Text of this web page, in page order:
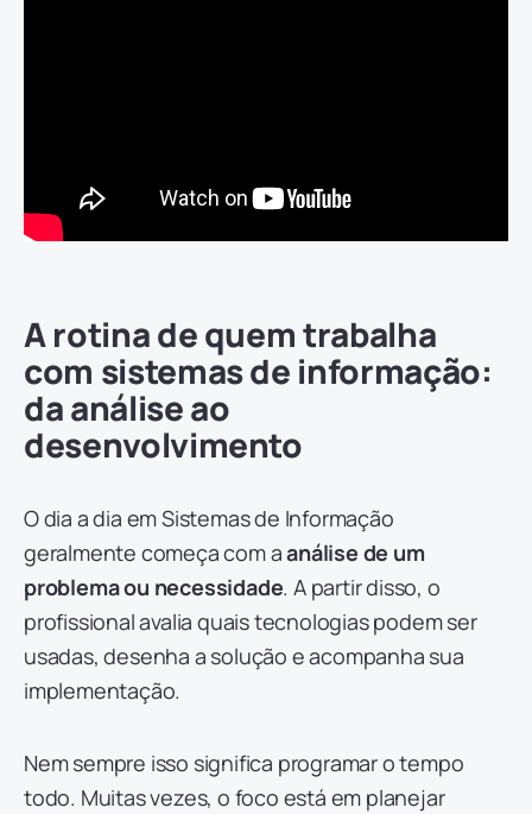
A rotina de quem trabalha
com sistemas de informação:
da análise ao
desenvolvimento
O dia a dia em Sistemas de Informação
geralmente começa com aanálise de um
problema ou necessidade. A partir disso, o
profissional avalia quais tecnologias podem ser
usadas, desenha a solução e acompanha sua
implementação.
Nem sempre isso significa programar o tempo
todo. Muitas vezes, o foco está em planejar